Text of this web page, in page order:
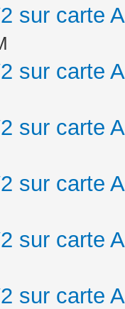
sur carte
sur carte
sur carte
sur carte
sur carte
sur carte